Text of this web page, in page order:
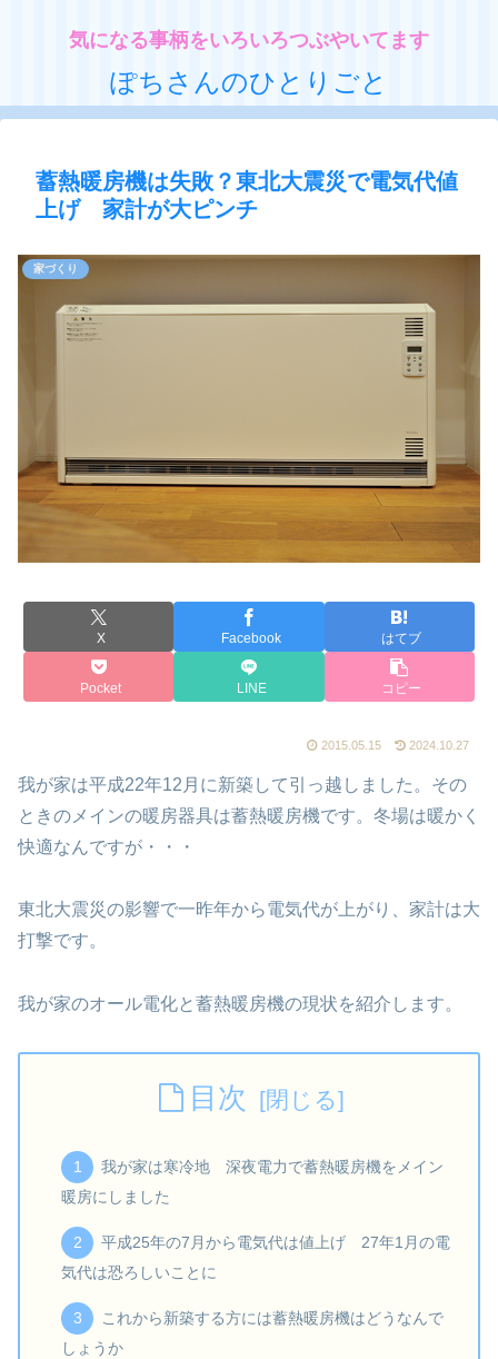
気になる事柄をいろいろつぶやいてます
ぽちさんのひとりごと
蓄熱暖房機は失敗？東北大震災で電気代値
上げ 家計が大ピンチ
家づくり
X Facebook はてブ
Pocket LINE コピー
2015.05.15 2024.10.27
我が家は平成22年12月に新築して引っ越しました。その
ときのメインの暖房器具は蓄熱暖房機です。冬場は暖かく
快適なんですが・・・
東北大震災の影響で一昨年から電気代が上がり、家計は大
打撃です。
我が家のオール電化と蓄熱暖房機の現状を紹介します。
目次
我が家は寒冷地 深夜電力で蓄熱暖房機をメイン
暖房にしました
平成25年の7月から電気代は値上げ 27年1月の電
気代は恐ろしいことに
これから新築する方には蓄熱暖房機はどうなんで
しょうか